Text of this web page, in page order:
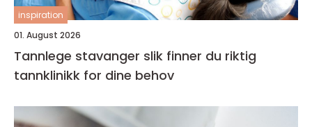
inspiration
01. August 2026
Tannlege stavanger slik finner du riktig
tannklinikk for dine behov